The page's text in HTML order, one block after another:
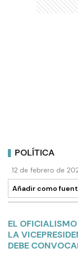
POLÍTICA
12 de febrero de
Añadir como
EL
LA
DEBE